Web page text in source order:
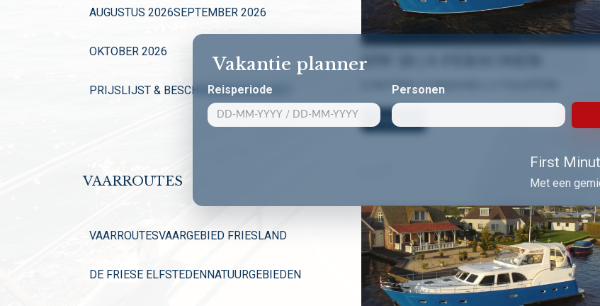
AUGUSTUS 2026SEPTEMBER 2026
OKTOBER 2026
PRIJSLIJST & BESCHIKBAARHEID 2027
HW 18 | 6 PERSONEN
3 HUTTEN | 3 DOUCHES | 3 TOILETTEN
Bekijk nu!
VAARROUTES
VAARROUTESVAARGEBIED FRIESLAND
DE FRIESE ELFSTEDEN NATUURGEBIEDEN
Vakantie planner
Reisperiode
Personen
First
Met een